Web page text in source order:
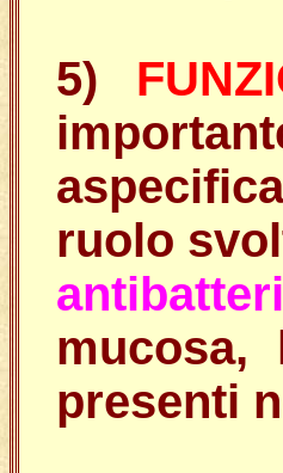
5)
ruolo
mucosa,
presenti